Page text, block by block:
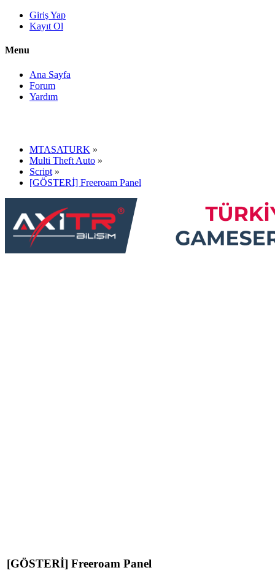
Giriş Yap
Kayıt Ol
Menu
Ana Sayfa
Forum
Yardım
MTASATURK »
Multi Theft Auto »
Script »
[GÖSTERİ] Freeroam Panel
[GÖSTERİ] Freeroam Panel